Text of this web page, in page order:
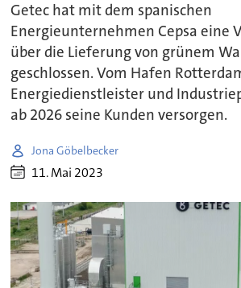
Getec hat mit dem spanischen
Energieunternehmen Cepsa eine
über die Lieferung von grünem
geschlossen. Vom Hafen
Energiedienstleister und
ab 2026 seine Kunden versorgen.
Jona Göbelbecker
11. Mai 2023